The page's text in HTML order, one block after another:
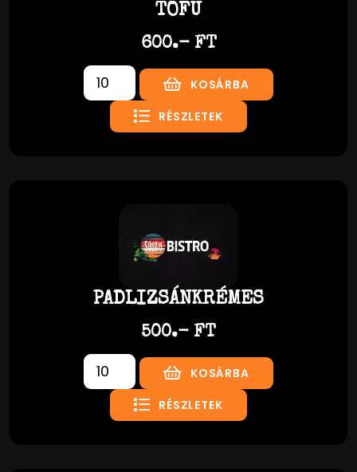
TOFU
600.- FT
KOSÁRBA
RÉSZLETEK
PADLIZSÁNKRÉMES
500.- FT
KOSÁRBA
RÉSZLETEK